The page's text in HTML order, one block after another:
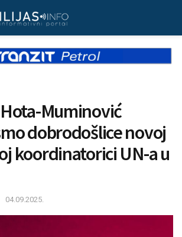
Muminović
dobrodošlice novoj
koordinatorici UN-a u
04.09.2025.